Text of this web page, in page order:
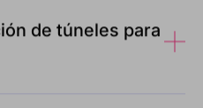
de túneles para